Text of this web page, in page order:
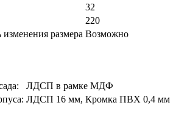
32
220
размера Возможно
ЛДСП в рамке МДФ
ЛДСП 16 мм, Кромка ПВХ 0,4 мм